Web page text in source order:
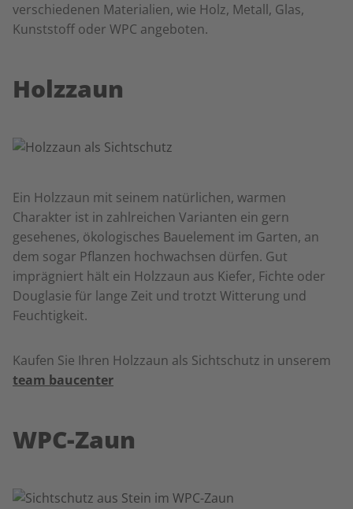
verschiedenen Materialien, wie Holz, Metall, Glas,
Kunststoff oder WPC angeboten.
Holzzaun
Ein Holzzaun mit seinem natürlichen, warmen
Charakter ist in zahlreichen Varianten ein gern
gesehenes, ökologisches Bauelement im Garten, an
dem sogar Pflanzen hochwachsen dürfen. Gut
imprägniert hält ein Holzzaun aus Kiefer, Fichte oder
Douglasie für lange Zeit und trotzt Witterung und
Feuchtigkeit.
Kaufen Sie Ihren Holzzaun als Sichtschutz in unserem
team baucenter
WPC-Zaun